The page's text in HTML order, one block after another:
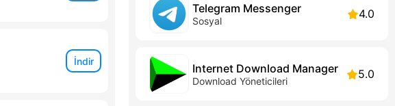
İndir
Telegram Messenger
Sosyal 4.0
Internet Download Manager
Download Yöneticileri 5.0